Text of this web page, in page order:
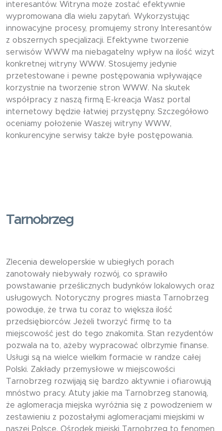
interesantów. Witryna może zostać efektywnie
wypromowana dla wielu zapytań. Wykorzystując
innowacyjne procesy, promujemy strony Interesantów
z obszernych specjalizacji. Efektywne tworzenie
serwisów WWW ma niebagatelny wpływ na ilość wizyt
konkretnej witryny WWW. Stosujemy jedynie
przetestowane i pewne postępowania wpływające
korzystnie na tworzenie stron WWW. Na skutek
współpracy z naszą firmą E-kreacja Wasz portal
internetowy będzie łatwiej przystępny. Szczegółowo
oceniamy położenie Waszej witryny WWW,
konkurencyjne serwisy także byłe postępowania.
Tarnobrzeg
Zlecenia deweloperskie w ubiegłych porach
zanotowały niebywały rozwój, co sprawiło
powstawanie prześlicznych budynków lokalowych oraz
usługowych. Notoryczny progres miasta Tarnobrzeg
powoduje, że trwa tu coraz to większa ilość
przedsiębiorców. Jeżeli tworzyć firmę to ta
miejscowość jest do tego znakomita. Stan rezydentów
pozwala na to, ażeby wypracować olbrzymie finanse.
Usługi są na wielce wielkim formacie w randze całej
Polski. Zakłady przemysłowe w miejscowości
Tarnobrzeg rozwijają się bardzo aktywnie i ofiarowują
mnóstwo pracy. Atuty jakie ma Tarnobrzeg stanowią,
że aglomeracja miejska wyróżnia się z powodzeniem w
zestawieniu z pozostałymi aglomeracjami miejskimi w
naszej Polsce. Ośrodek miejski Tarnobrzeg to fenomen